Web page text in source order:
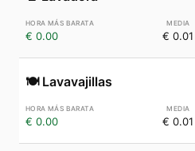
€ 0.00 € 0.01
🍽️ Lavavajillas
€ 0.00 € 0.01